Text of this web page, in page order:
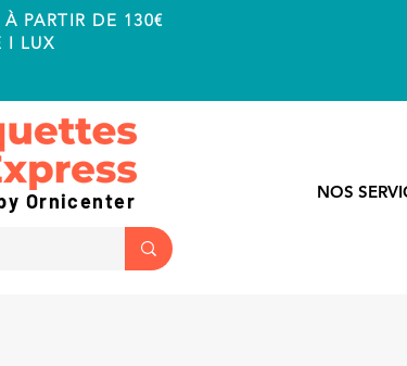
PARTIR DE 130€
I LUX
Ornicenter NOS